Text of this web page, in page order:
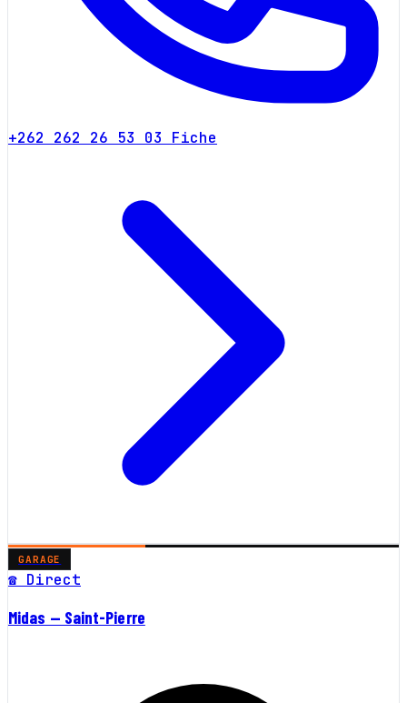
+262 262 26 53 03 Fiche
GARAGE
☎ Direct
Midas — Saint-Pierre